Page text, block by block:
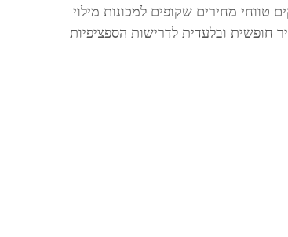
מחירים שקופים למכונות מילוי
חופשית ובלעדית לדרישות הספציפיות